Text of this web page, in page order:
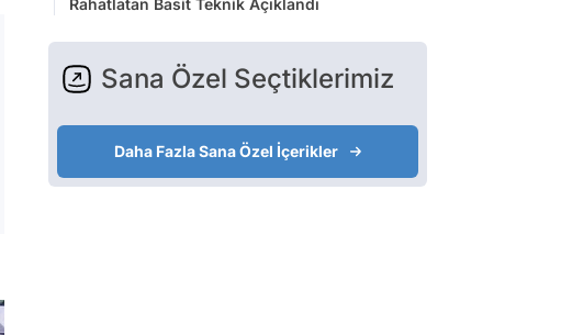
Rahatlatan Basit Teknik Açıklandı
Sana Özel Seçtiklerimiz
Daha Fazla Sana Özel İçerikler